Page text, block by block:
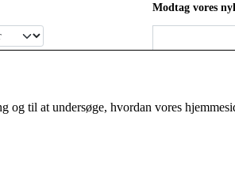
Modtag vores
og til at undersøge, hvordan vores